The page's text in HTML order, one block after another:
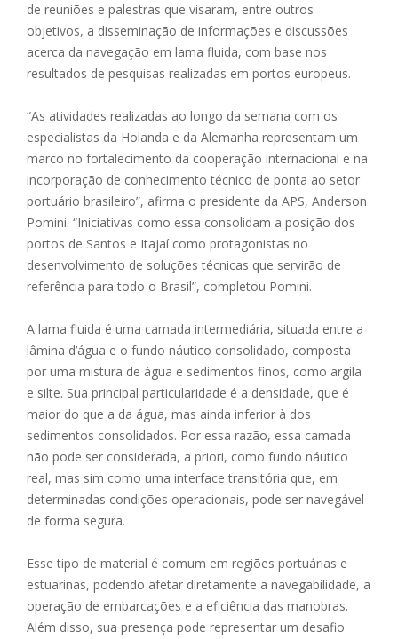
de reuniões e palestras que visaram, entre outros
objetivos, a disseminação de informações e discussões
acerca da navegação em lama fluida, com base nos
resultados de pesquisas realizadas em portos europeus.
“As atividades realizadas ao longo da semana com os
especialistas da Holanda e da Alemanha representam um
marco no fortalecimento da cooperação internacional e na
incorporação de conhecimento técnico de ponta ao setor
portuário brasileiro”, afirma o presidente da APS, Anderson
Pomini. “Iniciativas como essa consolidam a posição dos
portos de Santos e Itajaí como protagonistas no
desenvolvimento de soluções técnicas que servirão de
referência para todo o Brasil”, completou Pomini.
A lama fluida é uma camada intermediária, situada entre a
lâmina d’água e o fundo náutico consolidado, composta
por uma mistura de água e sedimentos finos, como argila
e silte. Sua principal particularidade é a densidade, que é
maior do que a da água, mas ainda inferior à dos
sedimentos consolidados. Por essa razão, essa camada
não pode ser considerada, a priori, como fundo náutico
real, mas sim como uma interface transitória que, em
determinadas condições operacionais, pode ser navegável
de forma segura.
Esse tipo de material é comum em regiões portuárias e
estuarinas, podendo afetar diretamente a navegabilidade, a
operação de embarcações e a eficiência das manobras.
Além disso, sua presença pode representar um desafio